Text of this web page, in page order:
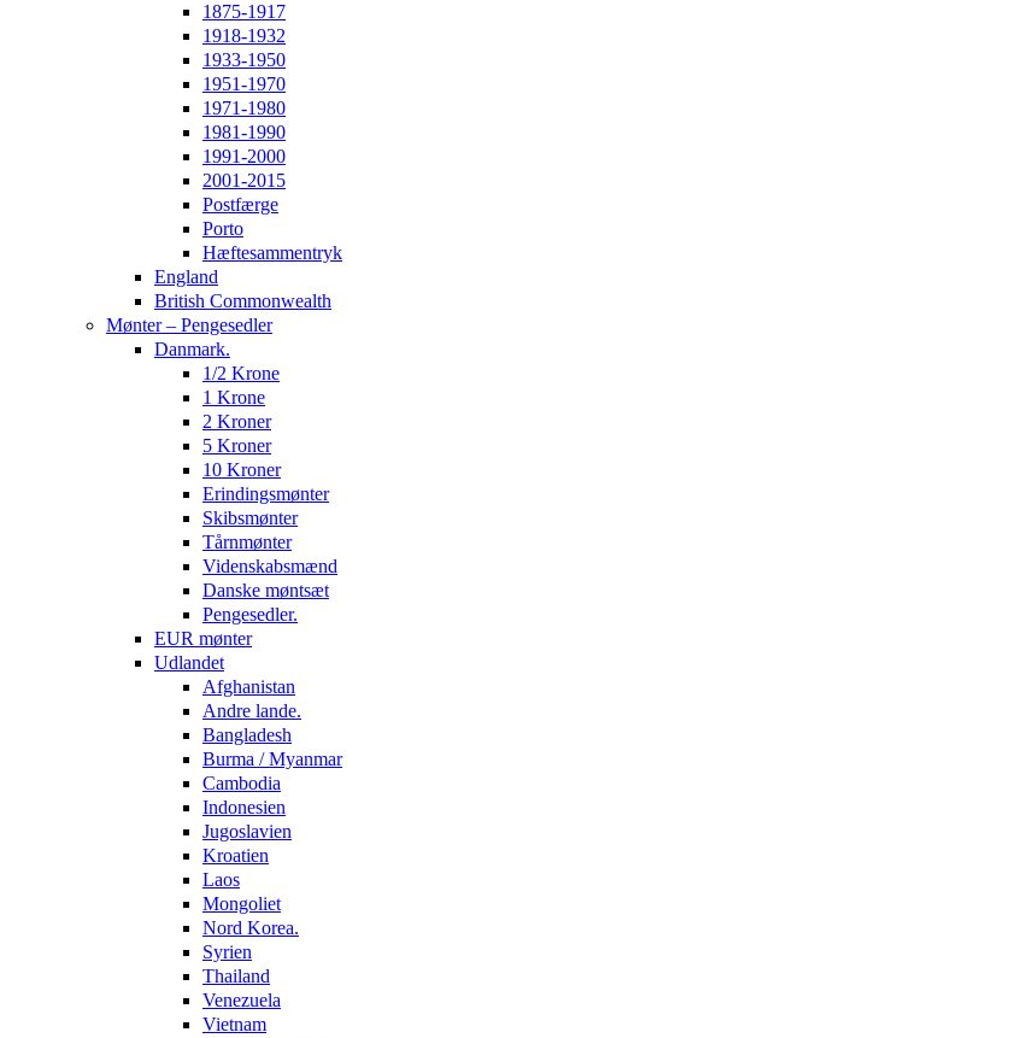
1875-1917
1918-1932
1933-1950
1951-1970
1971-1980
1981-1990
1991-2000
2001-2015
Postfærge
Porto
Hæftesammentryk
England
British Commonwealth
Mønter – Pengesedler
Danmark.
1/2 Krone
1 Krone
2 Kroner
5 Kroner
10 Kroner
Erindingsmønter
Skibsmønter
Tårnmønter
Videnskabsmænd
Danske møntsæt
Pengesedler.
EUR mønter
Udlandet
Afghanistan
Andre lande.
Bangladesh
Burma / Myanmar
Cambodia
Indonesien
Jugoslavien
Kroatien
Laos
Mongoliet
Nord Korea.
Syrien
Thailand
Venezuela
Vietnam